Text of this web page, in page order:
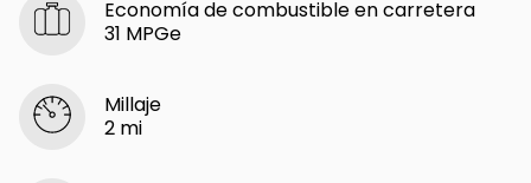
Economía de combustible en carretera
31 MPGe
Millaje
2 mi